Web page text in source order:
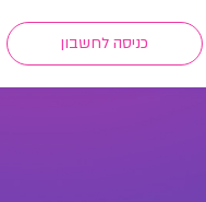
כניסה לחשבון